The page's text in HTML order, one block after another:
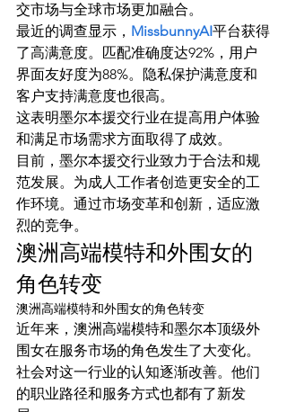
交市场与全球市场更加融合。
最近的调查显示， MissbunnyAI平台获得
了高满意度。匹配准确度达92%，用户
界面友好度为88%。隐私保护满意度和
客户支持满意度也很高。
这表明墨尔本援交行业在提高用户体验
和满足市场需求方面取得了成效。
目前，墨尔本援交行业致力于合法和规
范发展。为成人工作者创造更安全的工
作环境。通过市场变革和创新，适应激
烈的竞争。
澳洲高端模特和外围女的
角色转变
澳洲高端模特和外围女的角色转变
近年来，澳洲高端模特和墨尔本顶级外
围女在服务市场的角色发生了大变化。
社会对这一行业的认知逐渐改善。他们
的职业路径和服务方式也都有了新发